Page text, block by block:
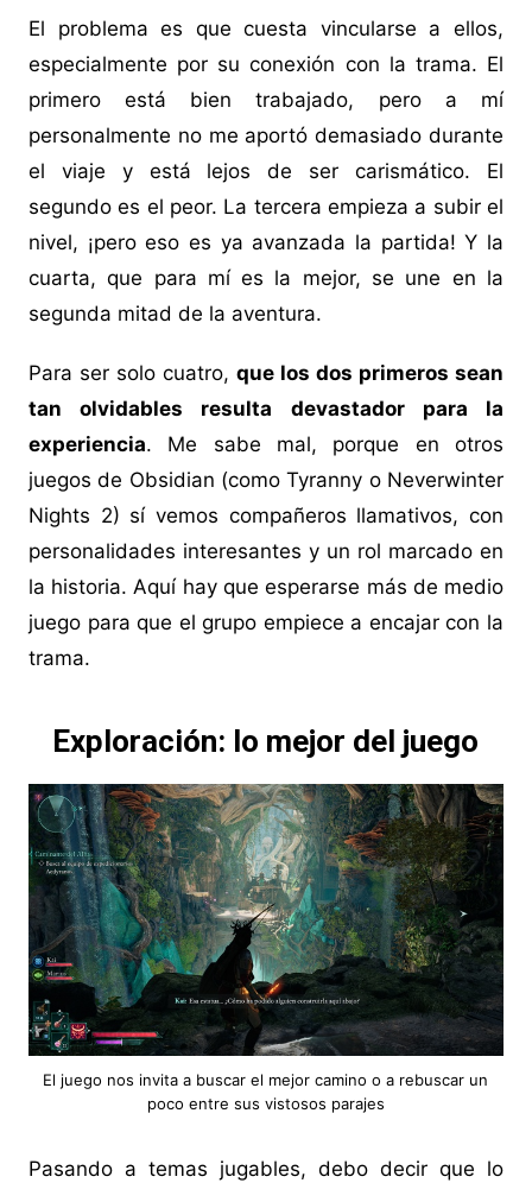
El problema es que cuesta vincularse a ellos,
especialmente por su conexión con la trama. El
primero está bien trabajado, pero a mí
personalmente no me aportó demasiado durante
el viaje y está lejos de ser carismático. El
segundo es el peor. La tercera empieza a subir el
nivel, ¡pero eso es ya avanzada la partida! Y la
cuarta, que para mí es la mejor, se une en la
segunda mitad de la aventura.
Para ser solo cuatro, que los dos primeros sean
tan olvidables resulta devastador para la
experiencia. Me sabe mal, porque en otros
juegos de Obsidian (como Tyranny o Neverwinter
Nights 2) sí vemos compañeros llamativos, con
personalidades interesantes y un rol marcado en
la historia. Aquí hay que esperarse más de medio
juego para que el grupo empiece a encajar con la
trama.
Exploración: lo mejor del juego
El juego nos invita a buscar el mejor camino o a rebuscar un
poco entre sus vistosos parajes
Pasando a temas jugables, debo decir que lo